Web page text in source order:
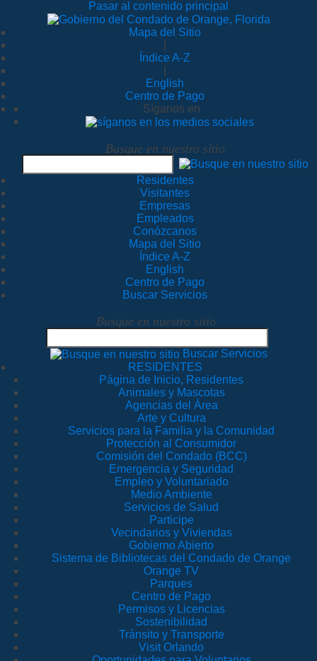
Pasar al contenido principal
Mapa del Sitio
Índice A-Z
English
Centro de Pago
Síganos en
Busque en nuestro sitio
Residentes
Visitantes
Empresas
Empleados
Conózcanos
Mapa del Sitio
Índice A-Z
English
Centro de Pago
Buscar Servicios
Busque en nuestro sitio
Buscar Servicios
RESIDENTES
Página de Inicio, Residentes
Animales y Mascotas
Agencias del Área
Arte y Cultura
Servicios para la Familia y la Comunidad
Protección al Consumidor
Comisión del Condado (BCC)
Emergencia y Seguridad
Empleo y Voluntariado
Medio Ambiente
Servicios de Salud
Participe
Vecindarios y Viviendas
Gobierno Abierto
Sistema de Bibliotecas del Condado de Orange
Orange TV
Parques
Centro de Pago
Permisos y Licencias
Sostenibilidad
Tránsito y Transporte
Visit Orlando